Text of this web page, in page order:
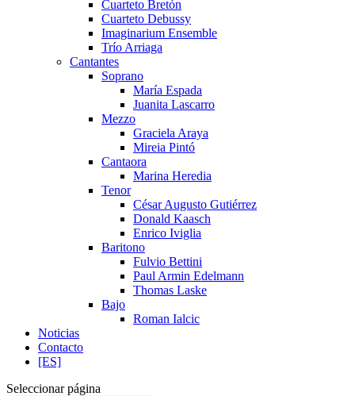
Cuarteto Bretón
Cuarteto Debussy
Imaginarium Ensemble
Trío Arriaga
Cantantes
Soprano
María Espada
Juanita Lascarro
Mezzo
Graciela Araya
Mireia Pintó
Cantaora
Marina Heredia
Tenor
César Augusto Gutiérrez
Donald Kaasch
Enrico Iviglia
Baritono
Fulvio Bettini
Paul Armin Edelmann
Thomas Laske
Bajo
Roman Ialcic
Noticias
Contacto
[ES]
Seleccionar página